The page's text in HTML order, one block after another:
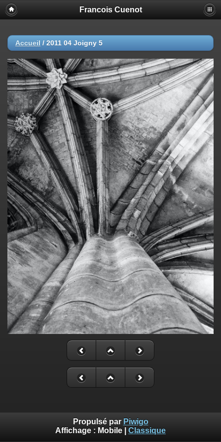
Francois Cuenot
Accueil / 2011 04 Joigny 5
Propulsé par Piwigo
Affichage : Mobile Classique